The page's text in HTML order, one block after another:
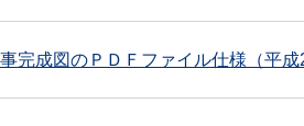
完成図のＰＤＦファイル仕様（平成